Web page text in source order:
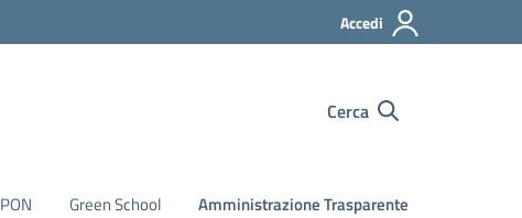
Accedi
Cerca
PON Green School Amministrazione Trasparente